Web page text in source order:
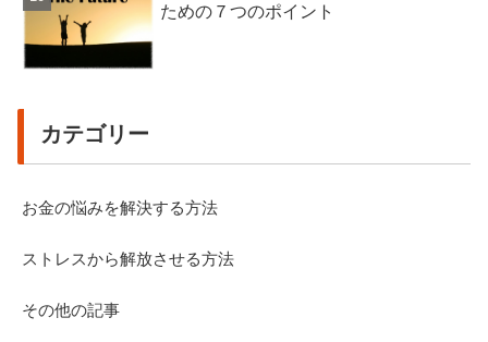
ための７つのポイント
カテゴリー
お金の悩みを解決する方法
ストレスから解放させる方法
その他の記事